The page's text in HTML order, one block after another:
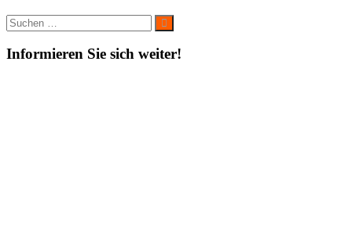
Suche
nach:
Suchen
Informieren Sie sich weiter!